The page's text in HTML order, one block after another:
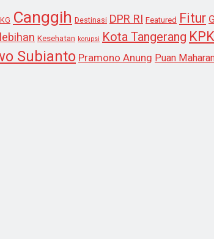
Canggih Destinasi DPR RI Featured Fitur
Kesehatan korupsi Kota Tangerang KPK
Subianto Pramono Anung Puan